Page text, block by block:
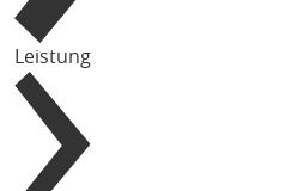
Leistung